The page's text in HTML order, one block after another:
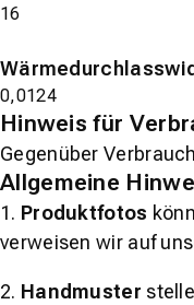
16
0,0124
Hinweis für
Gegenüber
Allgemeine
1. Produktfotos
verweisen wir auf
2. Handmuster